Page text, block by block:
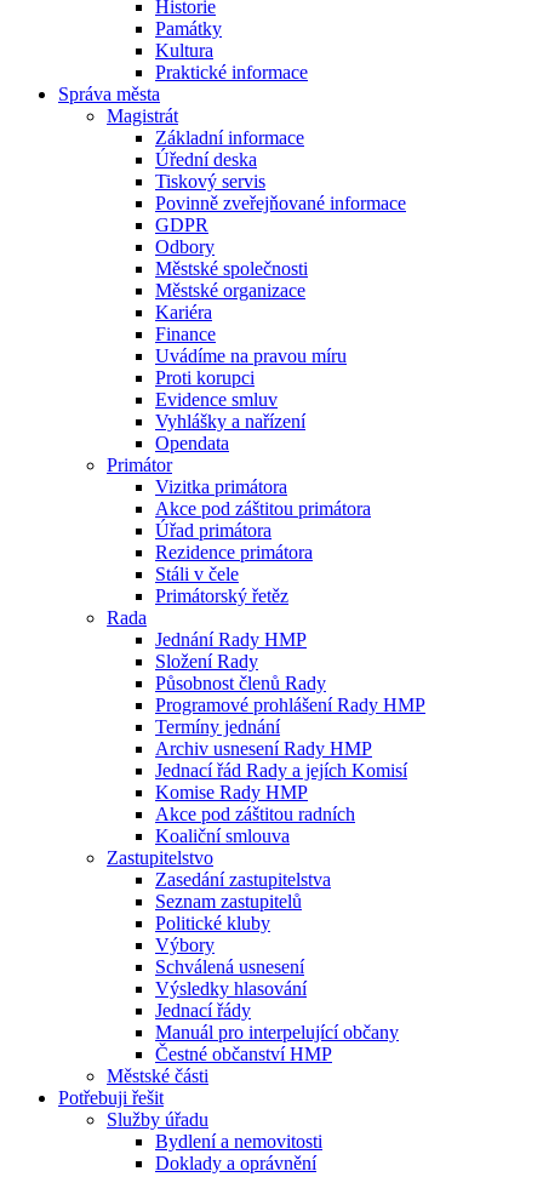
Historie
Památky
Kultura
Praktické informace
Správa města
Magistrát
Základní informace
Úřední deska
Tiskový servis
Povinně zveřejňované informace
GDPR
Odbory
Městské společnosti
Městské organizace
Kariéra
Finance
Uvádíme na pravou míru
Proti korupci
Evidence smluv
Vyhlášky a nařízení
Opendata
Primátor
Vizitka primátora
Akce pod záštitou primátora
Úřad primátora
Rezidence primátora
Stáli v čele
Primátorský řetěz
Rada
Jednání Rady HMP
Složení Rady
Působnost členů Rady
Programové prohlášení Rady HMP
Termíny jednání
Archiv usnesení Rady HMP
Jednací řád Rady a jejích Komisí
Komise Rady HMP
Akce pod záštitou radních
Koaliční smlouva
Zastupitelstvo
Zasedání zastupitelstva
Seznam zastupitelů
Politické kluby
Výbory
Schválená usnesení
Výsledky hlasování
Jednací řády
Manuál pro interpelující občany
Čestné občanství HMP
Městské části
Potřebuji řešit
Služby úřadu
Bydlení a nemovitosti
Doklady a oprávnění